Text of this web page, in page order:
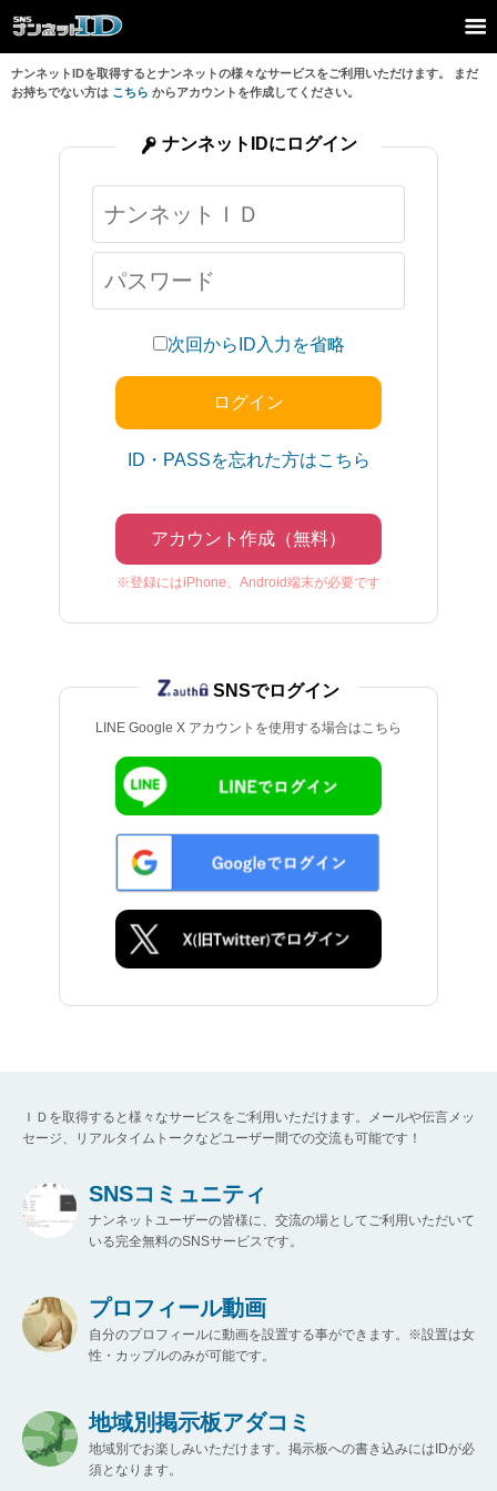
ナンネットIDを取得するとナンネットの様々なサービスをご利用いただけます。 まだ
お持ちでない方は こちら からアカウントを作成してください。
次回からID入力を省略
ID・PASSを忘れた方はこちら
アカウント作成（無料）
※登録にはiPhone、Android端末が必要です
ナンネットIDにログイン
LINE Google X アカウントを使用する場合はこちら
SNSでログイン
ＩＤを取得すると様々なサービスをご利用いただけます。メールや伝言メッ
セージ、リアルタイムトークなどユーザー間での交流も可能です！
SNSコミュニティ
ナンネットユーザーの皆様に、交流の場としてご利用いただいて
いる完全無料のSNSサービスです。
プロフィール動画
自分のプロフィールに動画を設置する事ができます。※設置は女
性・カップルのみが可能です。
地域別掲示板アダコミ
地域別でお楽しみいただけます。掲示板への書き込みにはIDが必
須となります。